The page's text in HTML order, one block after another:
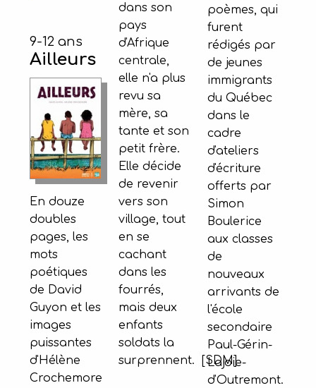
9-12 ans
Ailleurs
En douze
doubles
pages, les
mots
poétiques
de David
Guyon et les
images
puissantes
d'Hélène
Crochemore
dans son
pays
d'Afrique
centrale,
elle n'a plus
revu sa
mère, sa
tante et son
petit frère.
Elle décide
de revenir
vers son
village, tout
en se
cachant
dans les
fourrés,
mais deux
enfants
soldats la
surprennent. [SDM]
poèmes, qui
furent
rédigés par
de jeunes
immigrants
du Québec
dans le
cadre
d'ateliers
d'écriture
offerts par
Simon
Boulerice
aux classes
de
nouveaux
arrivants de
l'école
secondaire
Paul-Gérin-
Lajoie-
d'Outremont.